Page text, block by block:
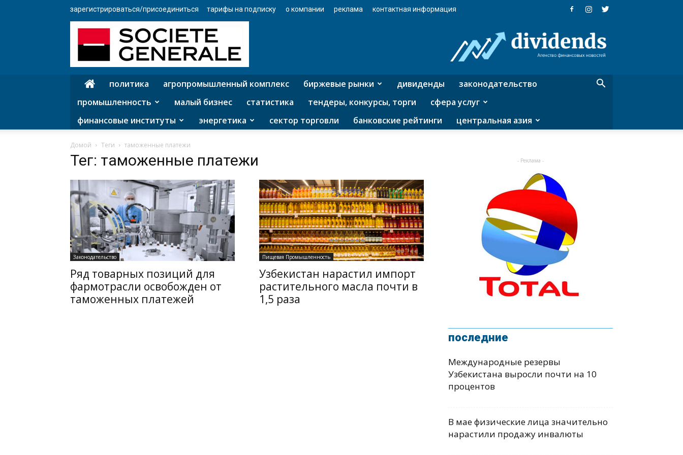
зарегистрироваться/присоединиться тарифы на подписку о компании реклама контактная информация
агентство
финансовых
политика агропромышленный комплекс биржевые рынки дивиденды
законодательство
промышленность
малый бизнес статистика тендеры, конкурсы, торги
сфера услуг
финансовые институты
энергетика сектор торговли банковские рейтинги центральная азия
Домой Теги таможенные платежи
Тег: таможенные платежи
Законодательство
Ряд товарных позиций для
фармотрасли освобожден от
таможенных платежей
Пищевая Промышленность
Узбекистан нарастил импорт
растительного масла почти в
1,5 раза
- Реклама -
последние
Международные резервы
Узбекистана выросли почти на 10
процентов
В мае физические лица значительно
нарастили продажу инвалюты